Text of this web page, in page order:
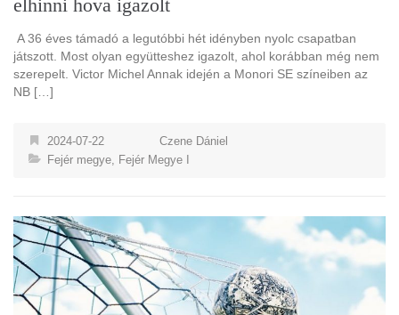
elhinni hova igazolt
A 36 éves támadó a legutóbbi hét idényben nyolc csapatban
játszott. Most olyan együtteshez igazolt, ahol korábban még nem
szerepelt. Victor Michel Annak idején a Monori SE színeiben az
NB […]
2024-07-22
Czene Dániel
Fejér megye Fejér Megye I